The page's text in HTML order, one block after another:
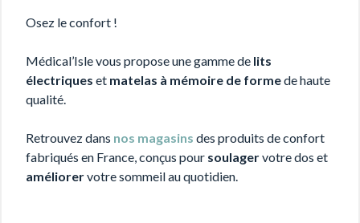
Osez le confort !
Médical’Isle vous propose une gamme de lits
électriques et matelas à mémoire de formede haute
qualité.
Retrouvez dans nos magasins des produits de confort
fabriqués en France, conçus pour soulagervotre dos et
améliorervotre sommeil au quotidien.